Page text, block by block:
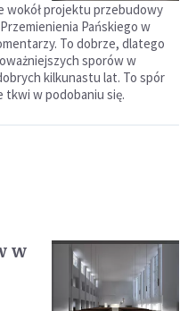
wokół projektu przebudowy
Pańskiego w
To dobrze, dlatego
sporów w
kilkunastu lat. To spór
tkwi w podobaniu się.
w